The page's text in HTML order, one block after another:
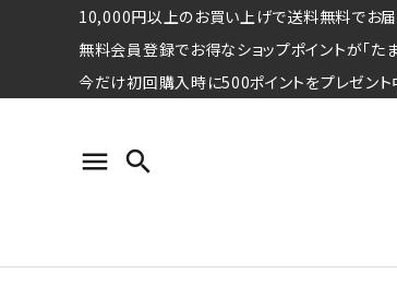
10,000円以上のお買い上げで送料無料でお届
無料会員登録でお得なショップポイントが「たま
今だけ初回購入時に500ポイントをプレゼント
menu search